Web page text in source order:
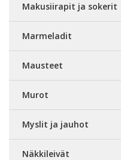
Makusiirapit ja sokerit
Marmeladit
Mausteet
Murot
Myslit ja jauhot
Näkkileivät